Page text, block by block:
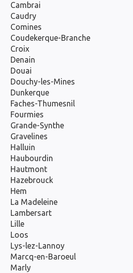
Cambrai
Caudry
Comines
Coudekerque-Branche
Croix
Denain
Douai
Douchy-les-Mines
Dunkerque
Faches-Thumesnil
Fourmies
Grande-Synthe
Gravelines
Halluin
Haubourdin
Hautmont
Hazebrouck
Hem
La Madeleine
Lambersart
Lille
Loos
Lys-lez-Lannoy
Marcq-en-Baroeul
Marly